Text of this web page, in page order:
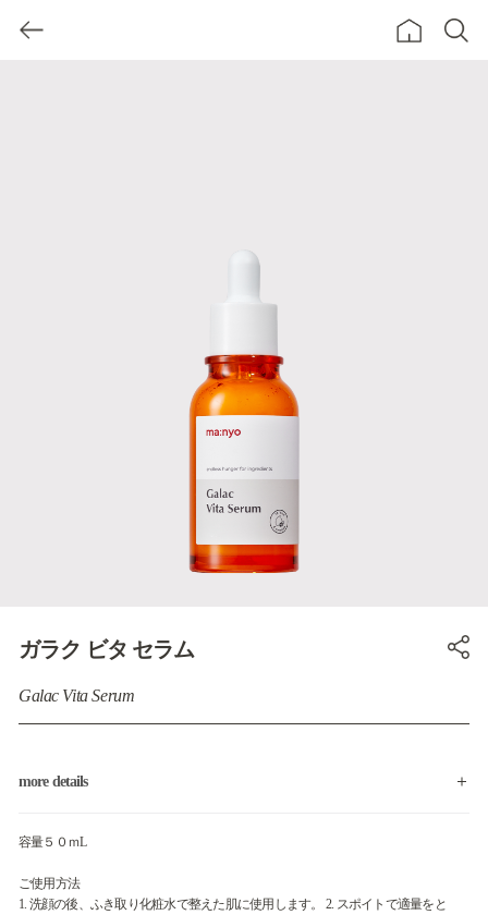
ガラク ビタ セラム
Galac Vita Serum
more details
容量５０ｍL
ご使用方法
1. 洗顔の後、ふき取り化粧水で整えた肌に使用します。 2. スポイトで適量をと